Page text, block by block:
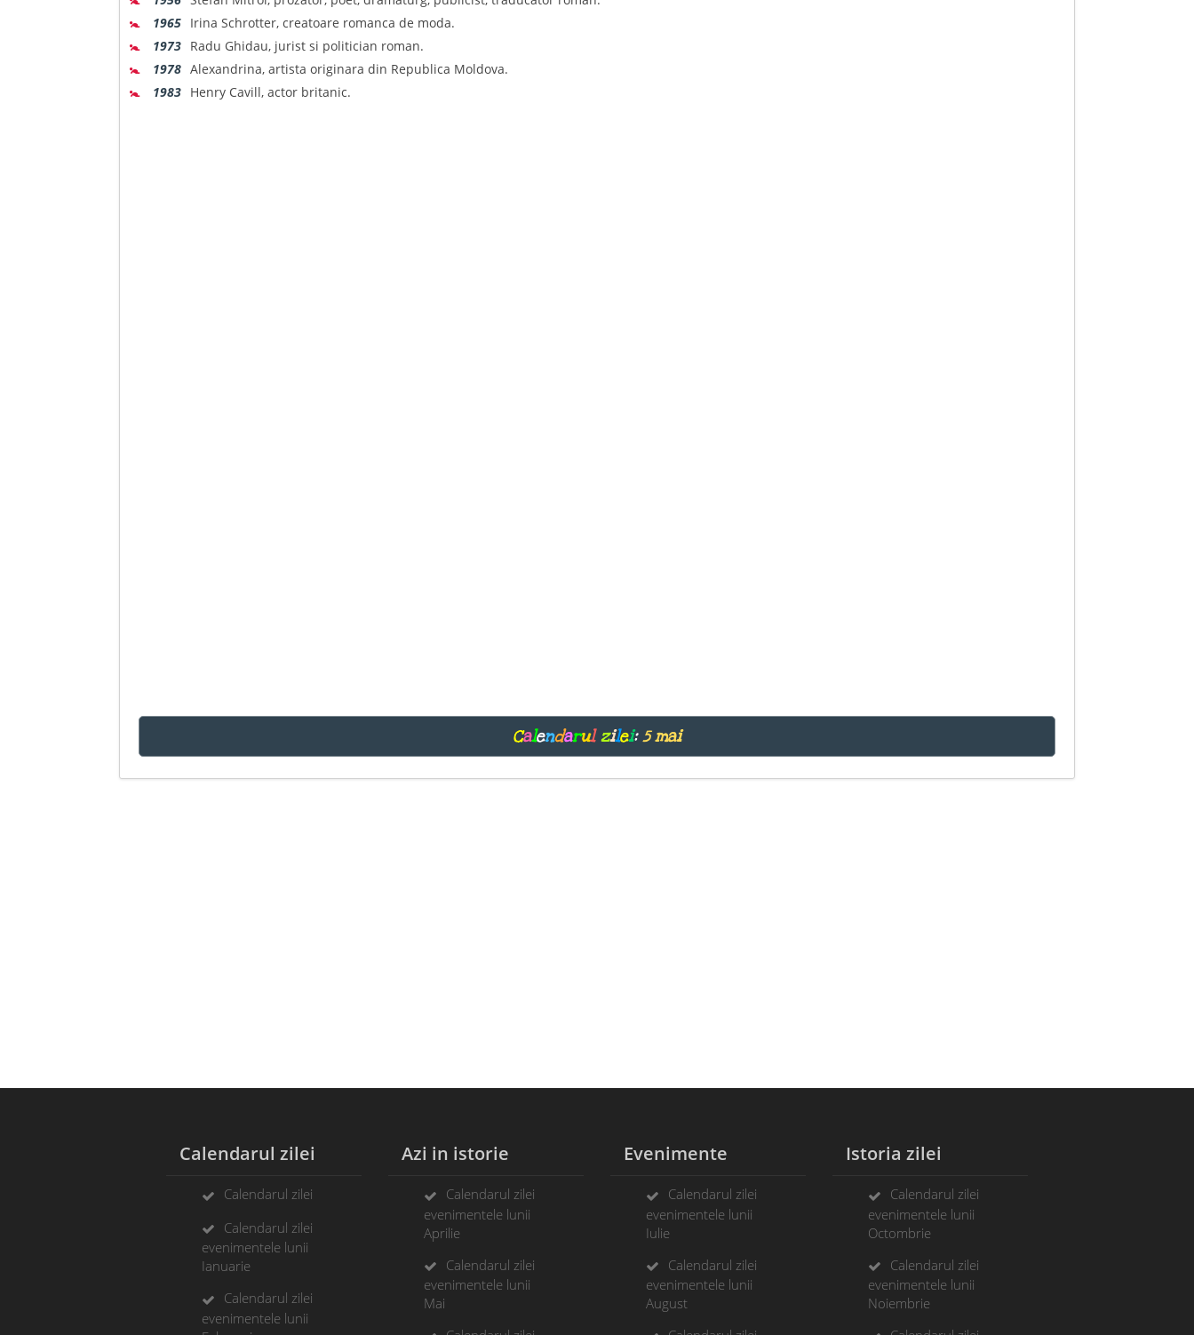
🚼 1965 Irina Schrotter, creatoare romanca de moda.
🚼 1973 Radu Ghidau, jurist si politician roman.
🚼 1978 Alexandrina, artista originara din Republica Moldova.
🚼 1983 Henry Cavill, actor britanic.
Calendarul zilei: 5 mai
Calendarul zilei
Calendarul zilei
Calendarul zilei
evenimentele lunii
Ianuarie
Calendarul zilei
evenimentele lunii
Azi in istorie
Calendarul zilei
evenimentele lunii
Aprilie
Calendarul zilei
evenimentele lunii
Mai
Evenimente
Calendarul zilei
evenimentele lunii
Iulie
Calendarul zilei
evenimentele lunii
August
Istoria zilei
Calendarul zilei
evenimentele lunii
Octombrie
Calendarul zilei
evenimentele lunii
Noiembrie